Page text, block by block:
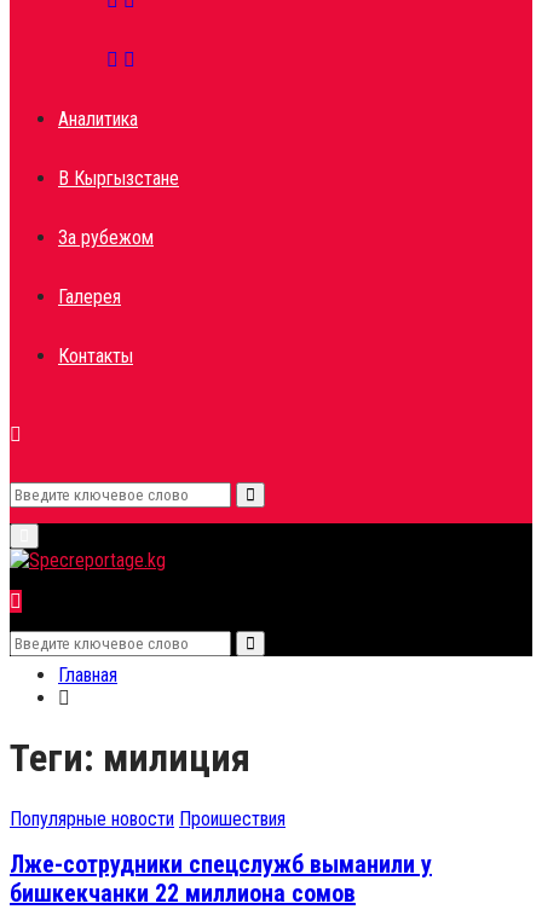
Аналитика
В Кыргызстане
За рубежом
Галерея
Контакты
Search
for:
Search
Menu
Search
for:
Search
Главная
Теги: милиция
Популярные новости Проишествия
Лже-сотрудники спецслужб выманили у
бишкекчанки 22 миллиона сомов